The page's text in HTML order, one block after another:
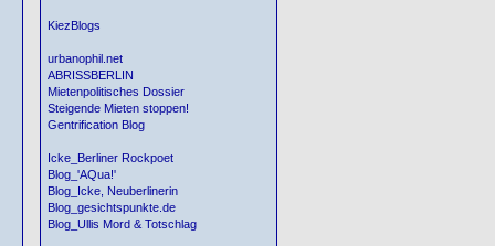
KiezBlogs
urbanophil.net
ABRISSBERLIN
Mietenpolitisches Dossier
Steigende Mieten stoppen!
Gentrification Blog
Icke_Berliner Rockpoet
Blog_'AQua!'
Blog_Icke, Neuberlinerin
Blog_gesichtspunkte.de
Blog_Ullis Mord & Totschlag